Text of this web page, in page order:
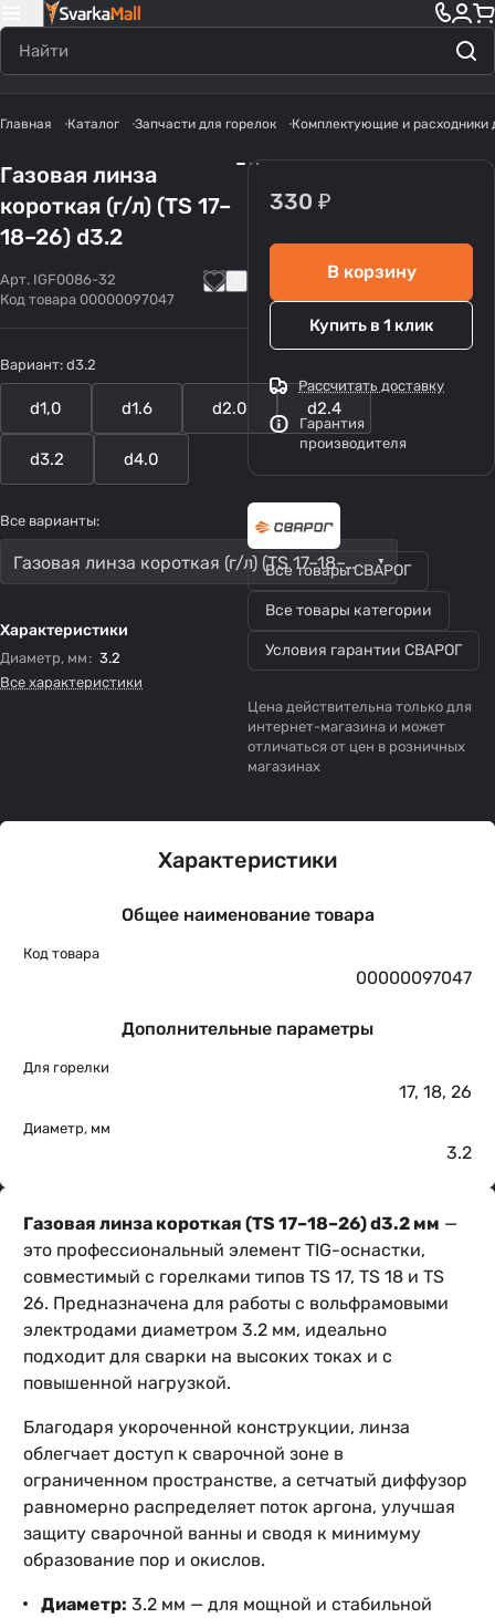
Главная Каталог Запчасти для горелок Комплектующие и расходники
Газовая линза
короткая (г/л) (TS 17–
18–26) d3.2
Арт. IGF0086-32
Код товара 00000097047
Вариант: d3.2
d1,0 d1.6 d2.0 d2.4
d3.2 d4.0
Все варианты:
Газовая линза короткая (г/л) (TS 17–18–26) d3.2
Характеристики
Диаметр, мм : 3.2
Все характеристики
330 ₽
В корзину
Купить в 1 клик
Рассчитать доставку
Гарантия
производителя
Все товары СВАРОГ
Все товары категории
Условия гарантии СВАРОГ
Цена действительна только для
интернет-магазина и может
отличаться от цен в розничных
магазинах
Характеристики
Общее наименование товара
Код товара
00000097047
Дополнительные параметры
Для горелки
17, 18, 26
Диаметр, мм
3.2
Газовая линза короткая (TS 17–18–26) d3.2 мм —
это профессиональный элемент TIG-оснастки,
совместимый с горелками типов TS 17, TS 18 и TS
26. Предназначена для работы с вольфрамовыми
электродами диаметром 3.2 мм, идеально
подходит для сварки на высоких токах и с
повышенной нагрузкой.
Благодаря укороченной конструкции, линза
облегчает доступ к сварочной зоне в
ограниченном пространстве, а сетчатый диффузор
равномерно распределяет поток аргона, улучшая
защиту сварочной ванны и сводя к минимуму
образование пор и окислов.
Диаметр: 3.2 мм — для мощной и стабильной